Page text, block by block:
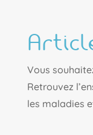
Vous
Retrouvez
les maladies